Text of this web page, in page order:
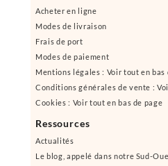
Acheter en ligne
Modes de livraison
Frais de port
Modes de paiement
Mentions légales : Voir tout en bas
Conditions générales de vente :
Cookies : Voir tout en bas de page
Ressources
Actualités
Le blog, appelé dans notre Sud-